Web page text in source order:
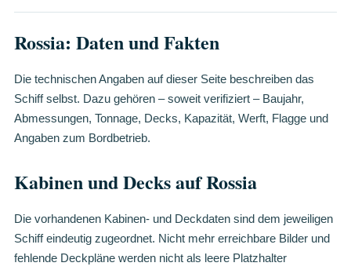
Rossia: Daten und Fakten
Die technischen Angaben auf dieser Seite beschreiben das
Schiff selbst. Dazu gehören – soweit verifiziert – Baujahr,
Abmessungen, Tonnage, Decks, Kapazität, Werft, Flagge und
Angaben zum Bordbetrieb.
Kabinen und Decks auf Rossia
Die vorhandenen Kabinen- und Deckdaten sind dem jeweiligen
Schiff eindeutig zugeordnet. Nicht mehr erreichbare Bilder und
fehlende Deckpläne werden nicht als leere Platzhalter